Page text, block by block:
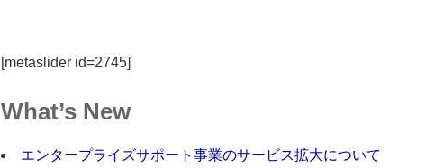
[metaslider id=2745]
What’s New
エンタープライズサポート事業のサービス拡大について